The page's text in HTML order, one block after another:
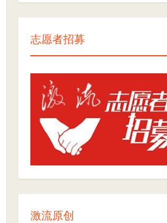
志愿者招募
激流原创